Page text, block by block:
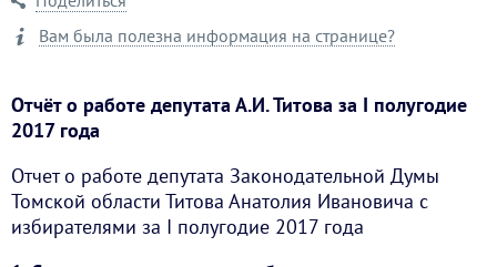
Вам была полезна информация на странице?
Отчёт о работе депутата А.И. Титова за I полугодие
2017 года
Отчет о работе депутата Законодательной Думы
Томской области Титова Анатолия Ивановича с
избирателями за I полугодие 2017 года